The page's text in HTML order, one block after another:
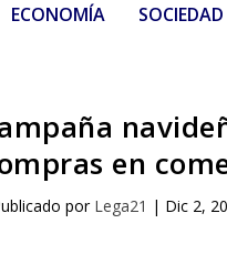
ECONOMÍA SOCIEDAD
en
por Lega21 | Dic 2,